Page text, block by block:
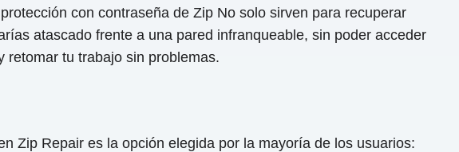
con contraseña de Zip No solo sirven para recuperar
atascado frente a una pared infranqueable, sin poder acceder
retomar tu trabajo sin problemas.
Zip Repair es la opción elegida por la mayoría de los usuarios: